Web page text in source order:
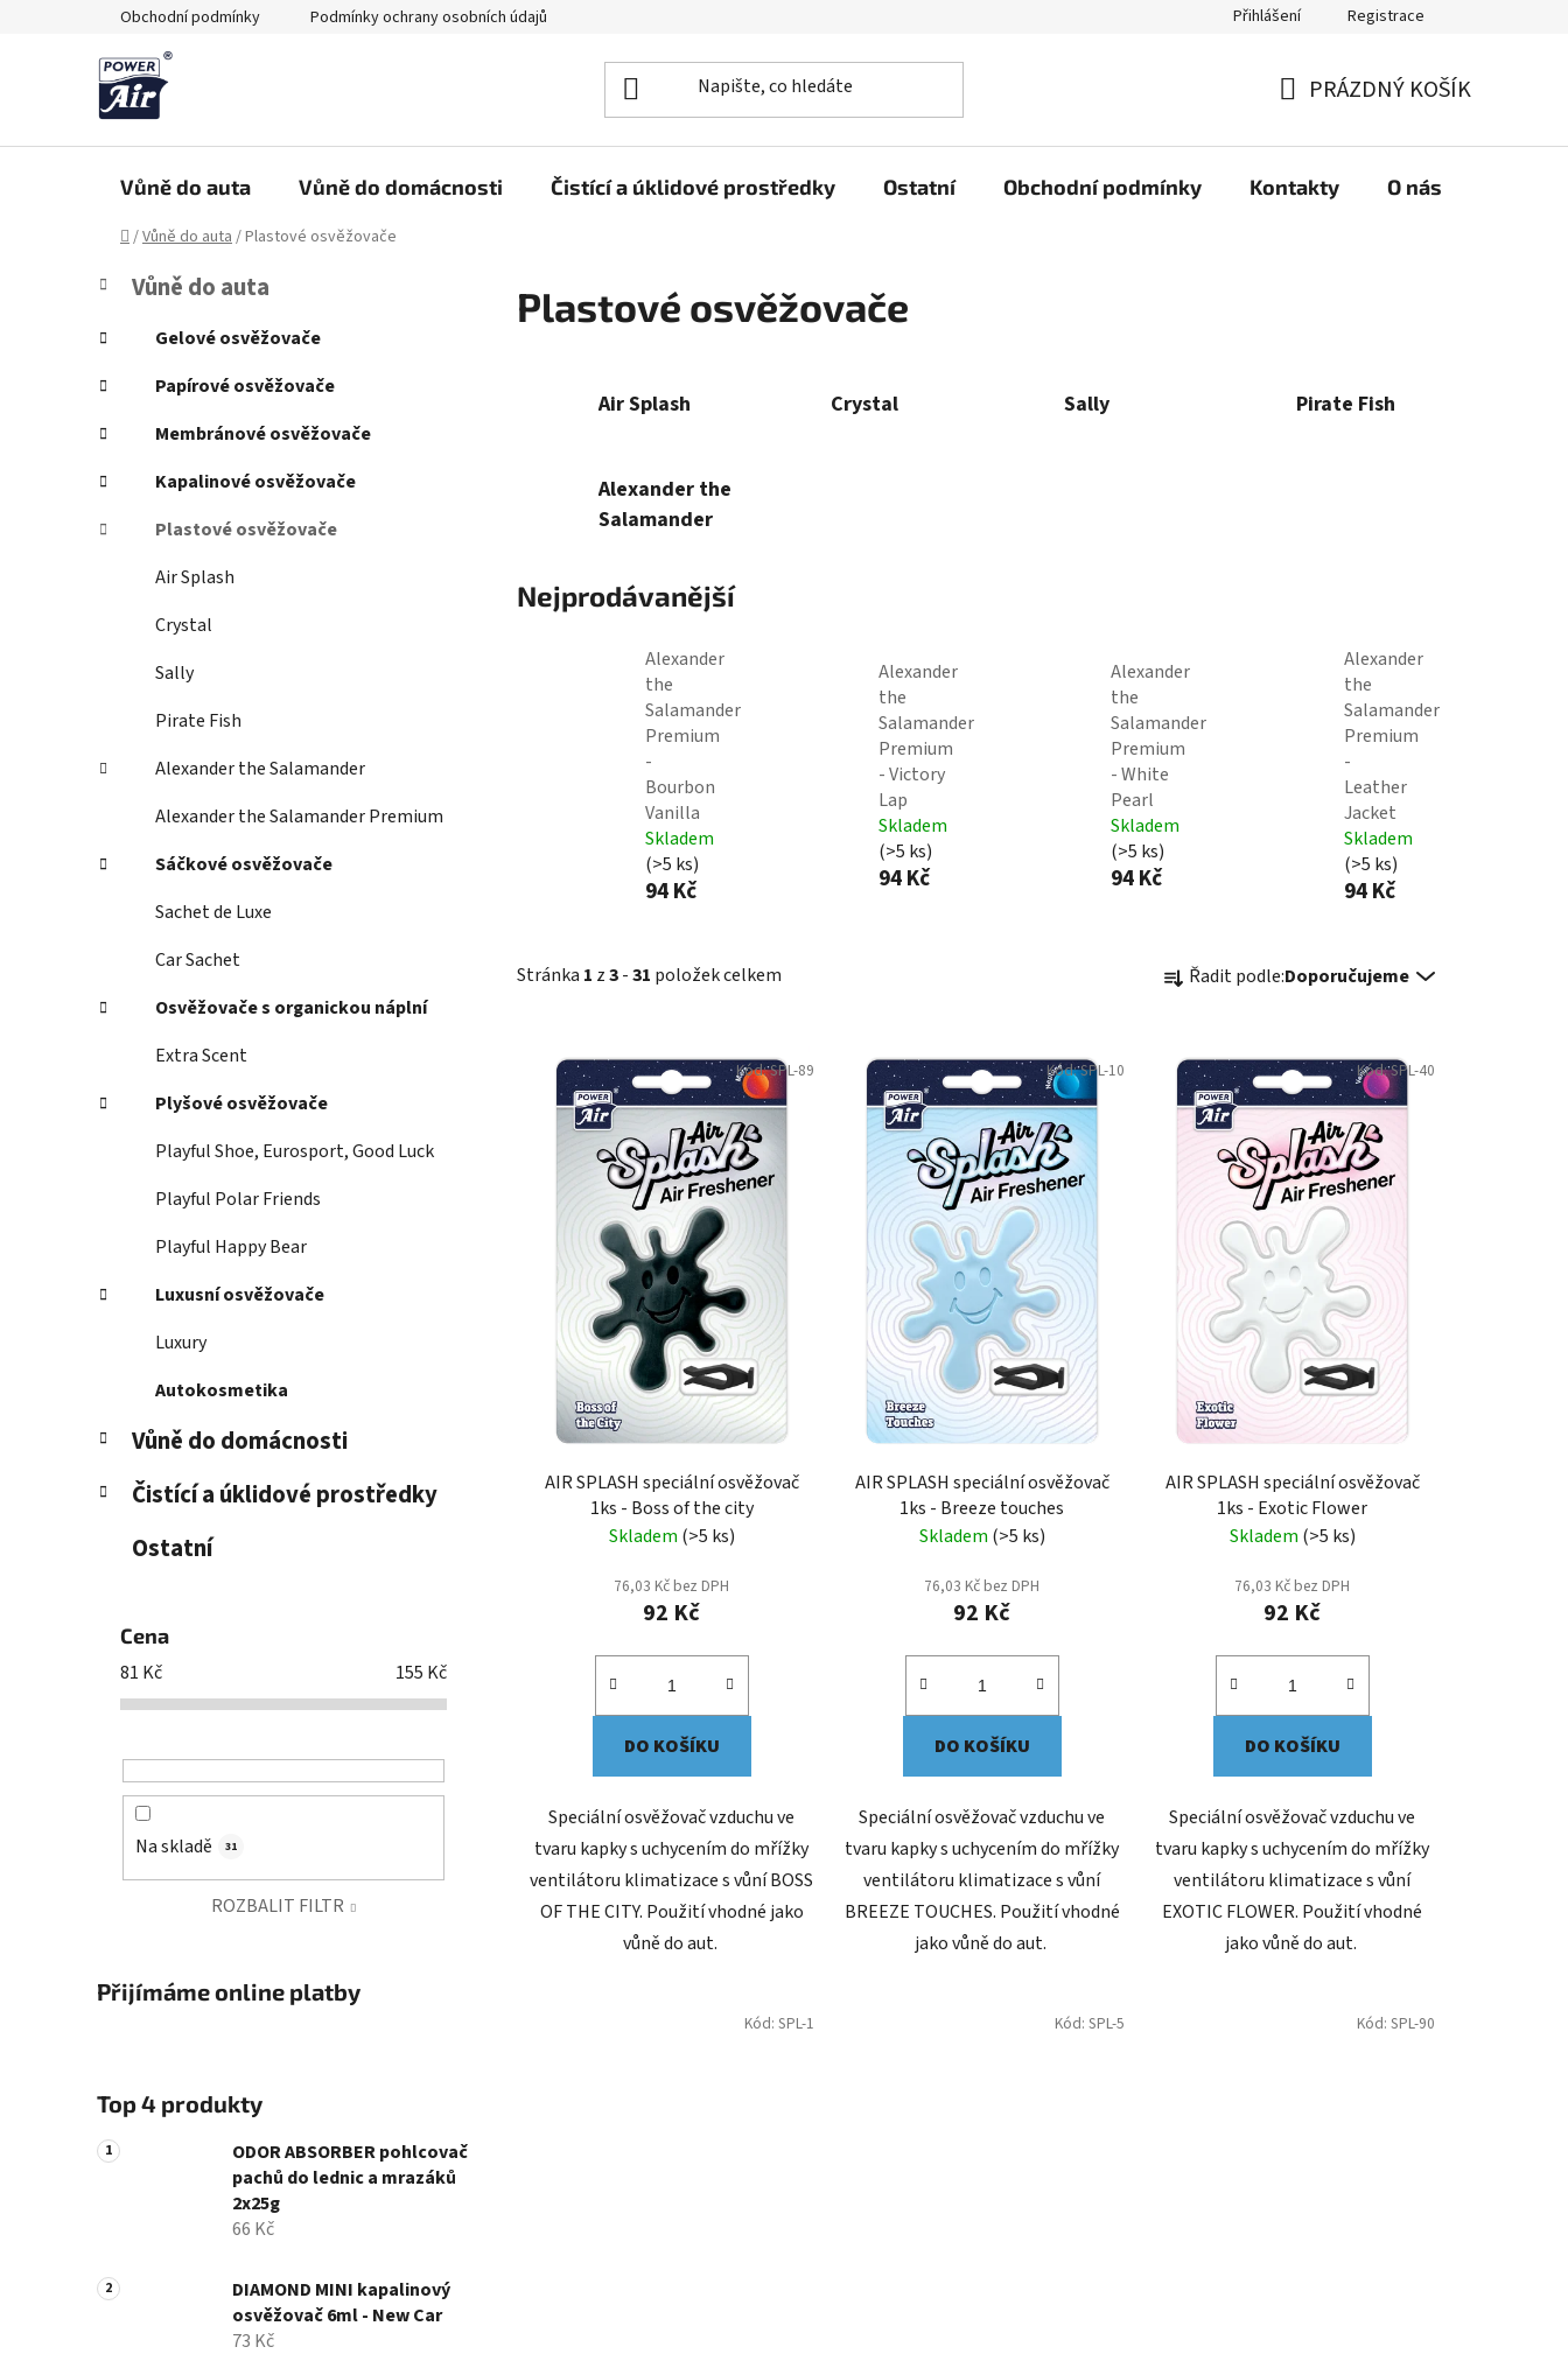
Obchodní podmínky Podmínky ochrany osobních údajů Přihlášení Registrace
KOŠÍK
PRÁZDNÝ KOŠÍK
Vůně do auta Vůně do domácnosti Čistící a úklidové prostředky Ostatní Obchodní podmínky Kontakty O nás
Domů
/Vůně do auta/Plastové osvěžovače
P
s
r
a
n
í
Přeskočit
kategorie
K
a
e
g
o
r
e
Vůně do auta
Gelové osvěžovače
Papírové osvěžovače
Membránové osvěžovače
Kapalinové osvěžovače
Plastové osvěžovače
Air Splash
Crystal
Sally
Pirate Fish
Alexander the Salamander
Alexander the Salamander Premium
Sáčkové osvěžovače
Sachet de Luxe
Car Sachet
Osvěžovače s organickou náplní
Extra Scent
Plyšové osvěžovače
Playful Shoe, Eurosport, Good Luck
Playful Polar Friends
Playful Happy Bear
Luxusní osvěžovače
Luxury
Autokosmetika
Vůně do domácnosti
Čistící a úklidové prostředky
Ostatní
Cena
81 Kč 155 Kč
Na skladě 31
ROZBALIT FILTR
Přijímáme online platby
Top 4 produkty
ODOR ABSORBER pohlcovač
pachů do lednic a mrazáků
2x25g
66 Kč
DIAMOND MINI kapalinový
osvěžovač 6ml - New Car
73 Kč
Plastové osvěžovače
Air Splash Crystal Sally Pirate Fish
Alexander the
Salamander
Nejprodávanější
Alexander
the
Salamander
Premium
-
Bourbon
Vanilla
Skladem
(>5 ks)
94 Kč
Alexander
the
Salamander
Premium
- Victory
Lap
Skladem
(>5 ks)
94 Kč
Alexander
the
Salamander
Premium
- White
Pearl
Skladem
(>5 ks)
94 Kč
Alexander
the
Salamander
Premium
-
Leather
Jacket
Skladem
(>5 ks)
94 Kč
Stránka 1 z3-31 položek celkem
a
n
ů
Řadit podle:Doporučujeme
AIR SPLASH speciální osvěžovač
1ks - Boss of the city
Skladem (>5 ks)
76,03 Kč bez DPH
92 Kč
DO KOŠÍKU
Speciální osvěžovač vzduchu ve
tvaru kapky s uchycením do mřížky
ventilátoru klimatizace s vůní BOSS
OF THE CITY. Použití vhodné jako
vůně do aut.
Kód:SPL-89
AIR SPLASH speciální osvěžovač
1ks - Breeze touches
Skladem (>5 ks)
76,03 Kč bez DPH
92 Kč
DO KOŠÍKU
Speciální osvěžovač vzduchu ve
tvaru kapky s uchycením do mřížky
ventilátoru klimatizace s vůní
BREEZE TOUCHES. Použití vhodné
jako vůně do aut.
Kód:SPL-10
AIR SPLASH speciální osvěžovač
1ks - Exotic Flower
Skladem (>5 ks)
76,03 Kč bez DPH
92 Kč
DO KOŠÍKU
Speciální osvěžovač vzduchu ve
tvaru kapky s uchycením do mřížky
ventilátoru klimatizace s vůní
EXOTIC FLOWER. Použití vhodné
jako vůně do aut.
Kód:SPL-40
Kód: SPL-1 Kód: SPL-5 Kód: SPL-90